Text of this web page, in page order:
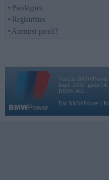
• Pieslēgties
• Reģistrēties
• Aizmirsi paroli?
Vortāls
kopš 2002. gada
BMW AG.
Par BMWPower